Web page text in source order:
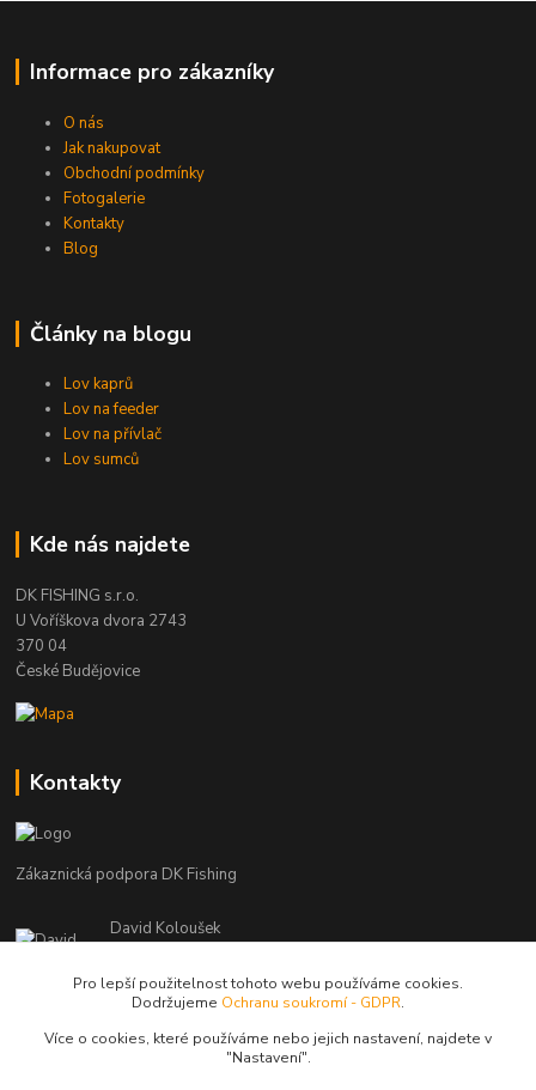
Informace pro zákazníky
O nás
Jak nakupovat
Obchodní podmínky
Fotogalerie
Kontakty
Blog
Články na blogu
Lov kaprů
Lov na feeder
Lov na přívlač
Lov sumců
Kde nás najdete
DK FISHING s.r.o.
U Voříškova dvora 2743
370 04
České Budějovice
Kontakty
Zákaznická podpora DK Fishing
David Koloušek
(Po-Pá, 7-18 hod.)
Pro lepší použitelnost tohoto webu používáme cookies.
Dodržujeme Ochranu soukromí - GDPR.
Více o cookies, které používáme nebo jejich nastavení, najdete v
"Nastavení".